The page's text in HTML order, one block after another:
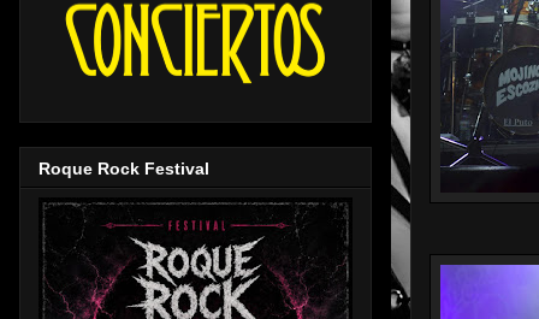
Roque Rock Festival